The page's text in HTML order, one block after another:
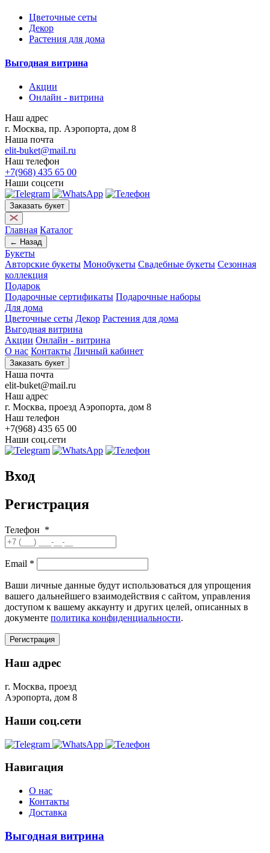
Цветочные сеты
Декор
Растения для дома
Выгодная витрина
Акции
Онлайн - витрина
Наш адрес
г. Москва, пр. Аэропорта, дом 8
Наша почта
elit-buket@mail.ru
Наш телефон
+7(968) 435 65 00
Наши соцсети
Заказать букет
Главная Каталог
← Назад
Букеты
Авторские букеты Монобукеты Свадебные букеты Сезонная
коллекция
Подарок
Подарочные сертификаты Подарочные наборы
Для дома
Цветочные сеты Декор Растения для дома
Выгодная витрина
Акции Онлайн - витрина
О нас Контакты Личный кабинет
Заказать букет
Наша почта
elit-buket@mail.ru
Наш адрес
г. Москва, проезд Аэропорта, дом 8
Наш телефон
+7(968) 435 65 00
Наши соц.сети
Вход
Регистрация
Телефон *
Email *
Ваши личные данные будут использоваться для упрощения
вашего дальнейшего взаимодействия с сайтом, управления
доступом к вашему аккаунту и других целей, описанных в
документе политика конфиденциальности.
Регистрация
Наш адрес
г. Москва, проезд
Аэропорта, дом 8
Наши соц.сети
Навигация
О нас
Контакты
Доставка
Выгодная витрина